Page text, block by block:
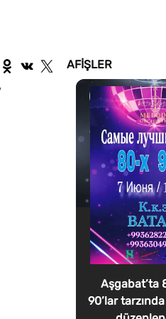
AFIŞLER
Aşgabat’ta
90’lar